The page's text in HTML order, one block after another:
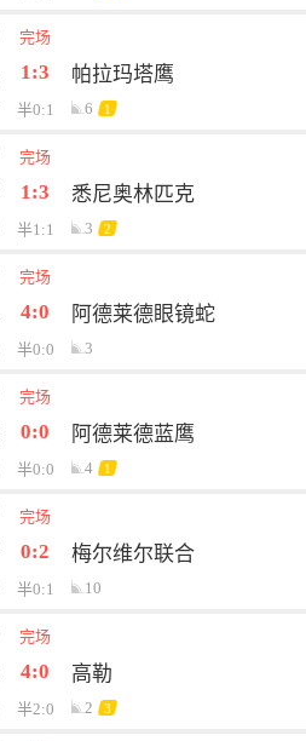
完场
1:3 帕拉玛塔鹰
半0:1 6 1
完场
1:3 悉尼奥林匹克
半1:1 3 2
完场
4:0 阿德莱德眼镜蛇
半0:0 3
完场
0:0 阿德莱德蓝鹰
半0:0 4 1
完场
0:2 梅尔维尔联合
半0:1 10
完场
4:0 高勒
半2:0 2 3